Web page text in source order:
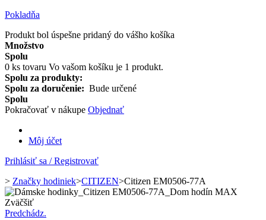
Pokladňa
Produkt bol úspešne pridaný do vášho košíka
Množstvo
Spolu
0 ks tovaru Vo vašom košíku je 1 produkt.
Spolu za produkty:
Spolu za doručenie: Bude určené
Spolu
Pokračovať v nákupe Objednať
Môj účet
Prihlásiť sa / Registrovať
> Značky hodiniek>CITIZEN>Citizen EM0506-77A
Zväčšiť
Predchádz.